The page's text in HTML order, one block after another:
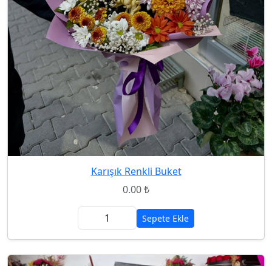
Karışık Renkli Buket
0.00 ₺
Sepete Ekle